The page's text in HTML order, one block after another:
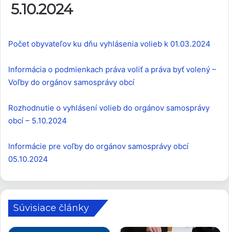
5.10.2024
Počet obyvateľov ku dňu vyhlásenia volieb k 01.03.2024
Informácia o podmienkach práva voliť a práva byť volený –
Voľby do orgánov samosprávy obcí
Rozhodnutie o vyhlásení volieb do orgánov samosprávy
obcí – 5.10.2024
Informácie pre voľby do orgánov samosprávy obcí
05.10.2024
Súvisiace články